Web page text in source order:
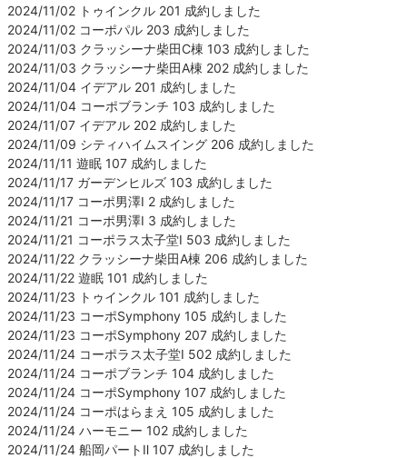
2024/11/02 トゥインクル 201 成約しました
2024/11/02 コーポパル 203 成約しました
2024/11/03 クラッシーナ柴田C棟 103 成約しました
2024/11/03 クラッシーナ柴田A棟 202 成約しました
2024/11/04 イデアル 201 成約しました
2024/11/04 コーポブランチ 103 成約しました
2024/11/07 イデアル 202 成約しました
2024/11/09 シティハイムスイング 206 成約しました
2024/11/11 遊眠 107 成約しました
2024/11/17 ガーデンヒルズ 103 成約しました
2024/11/17 コーポ男澤Ⅰ 2 成約しました
2024/11/21 コーポ男澤Ⅰ 3 成約しました
2024/11/21 コーポラス太子堂Ⅰ 503 成約しました
2024/11/22 クラッシーナ柴田A棟 206 成約しました
2024/11/22 遊眠 101 成約しました
2024/11/23 トゥインクル 101 成約しました
2024/11/23 コーポSymphony 105 成約しました
2024/11/23 コーポSymphony 207 成約しました
2024/11/24 コーポラス太子堂Ⅰ 502 成約しました
2024/11/24 コーポブランチ 104 成約しました
2024/11/24 コーポSymphony 107 成約しました
2024/11/24 コーポはらまえ 105 成約しました
2024/11/24 ハーモニー 102 成約しました
2024/11/24 船岡パートⅡ 107 成約しました